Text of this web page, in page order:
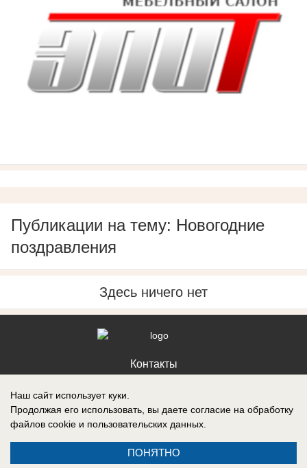
Публикации на тему: Новогодние
поздравления
Здесь ничего нет
Контакты
службой по надзору в сфере связи, информационных технологий и
массовых коммуникаций (Роскомнадзор) 05 ноября 2024 г.
Наш сайт использует куки.
Продолжая его использовать, вы даете согласие на обработку
файлов cookie и пользовательских данных.
ПОНЯТНО